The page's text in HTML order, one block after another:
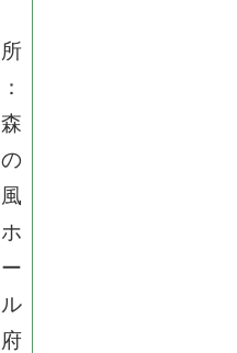
所
：
森
の
風
ホ
ー
ル
府